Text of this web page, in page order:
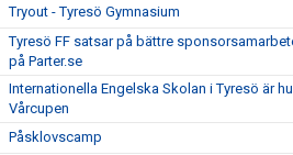
Tryout - Tyresö Gymnasium
Tyresö FF satsar på bättre
på Parter.se
Internationella Engelska Skolan i Tyresö är
Vårcupen
Påsklovscamp